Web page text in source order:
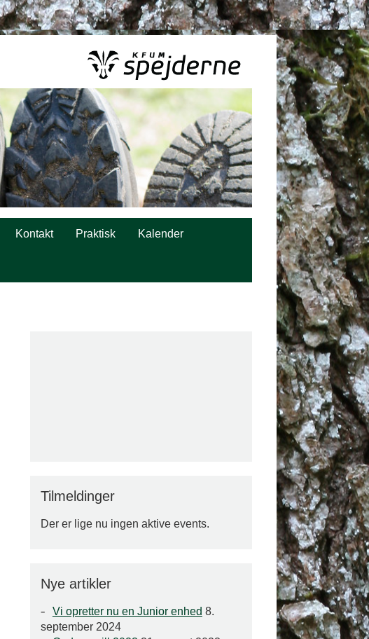
Kontakt Praktisk Kalender
Tilmeldinger
Der er lige nu ingen aktive events.
Nye artikler
Vi opretter nu en Junior enhed 8.
september 2024